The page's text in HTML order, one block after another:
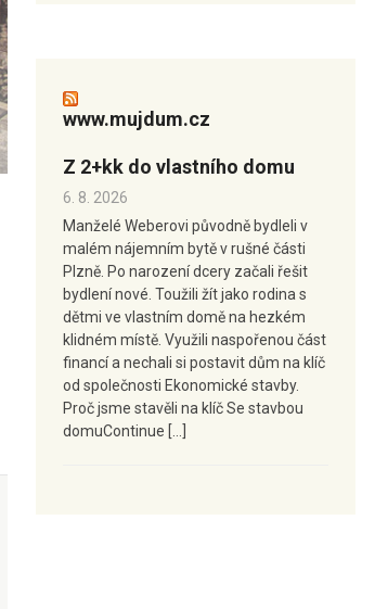
www.mujdum.cz
Z 2+kk do vlastního domu
6. 8. 2026
Manželé Weberovi původně bydleli v
malém nájemním bytě v rušné části
Plzně. Po narození dcery začali řešit
bydlení nové. Toužili žít jako rodina s
dětmi ve vlastním domě na hezkém
klidném místě. Využili naspořenou část
financí a nechali si postavit dům na klíč
od společnosti Ekonomické stavby.
Proč jsme stavěli na klíč Se stavbou
domuContinue […]